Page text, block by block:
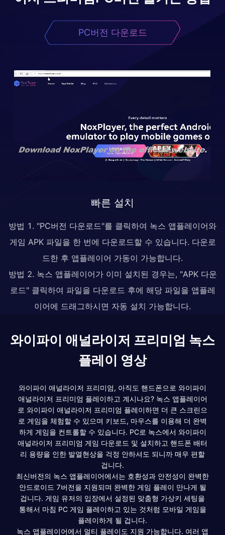
PC버전 다운로드
빠른 설치
방법 1. "PC버전 다운로드"를 클릭하여 녹스 앱플레이어와
게임 APK 파일을 한 번에 다운로드할 수 있습니다. 다운로
드한 후 앱플레이어 가동이 가능합니다.
방법 2. 녹스 앱플레이어가 이미 설치된 경우는, "APK 다운
로드" 클릭하여 파일을 다운로드 후에 해당 파일을 앱플레
이어에 드래그하시면 자동 설치 가능합니다.
와이파이 애널라이저 프리미엄 녹스
플레이 영상
와이파이 애널라이저 프리미엄, 아직도 핸드폰으로 와이파이
애널라이저 프리미엄 플레이하고 계시나요? 녹스 앱플레이어
로 와이파이 애널라이저 프리미엄 플레이하면 더 큰 스크린으
로 게임을 체험할 수 있으며 키보드, 마우스를 이용해 더 완벽
하게 게임을 컨트롤할 수 있습니다. PC로 녹스에서 와이파이
애널라이저 프리미엄 게임 다운로드 및 설치하고 핸드폰 배터
리 용량을 인한 발열현상을 걱정 안하셔도 되니까 매우 편할
겁니다.
최신버전의 녹스 앱플레이어에서는 호환성과 안전성이 완벽한
안드로이드 7버전을 지원되며 완벽한 게임 플레이 만나게 될
겁니다. 게임 유저의 입장에서 설정된 맞춤형 가상키 세팅을
통해서 마침 PC 게임 플레이하고 있는 것처럼 모바일 게임을
플레이하게 될 겁니다.
녹스 앱플레이어에서 멀티 플레이도 지원 가능합니다. 여러 앱